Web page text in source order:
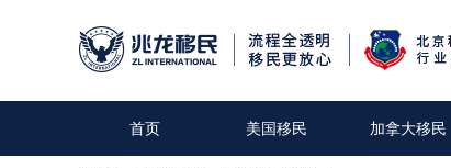
首页 美国移民 加拿大移民